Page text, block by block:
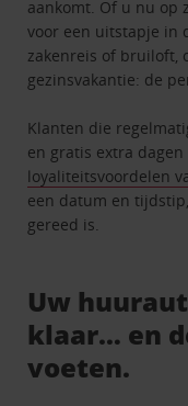
aankomt. Of u nu op
voor een uitstapje in
zakenreis of bruiloft,
gezinsvakantie: de
Klanten die
en gratis extra
loyaliteitsvoordelen
een datum en
gereed is.
Uw
klaar… en
voeten.